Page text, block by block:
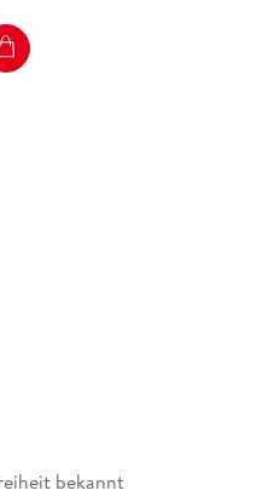
bekannt